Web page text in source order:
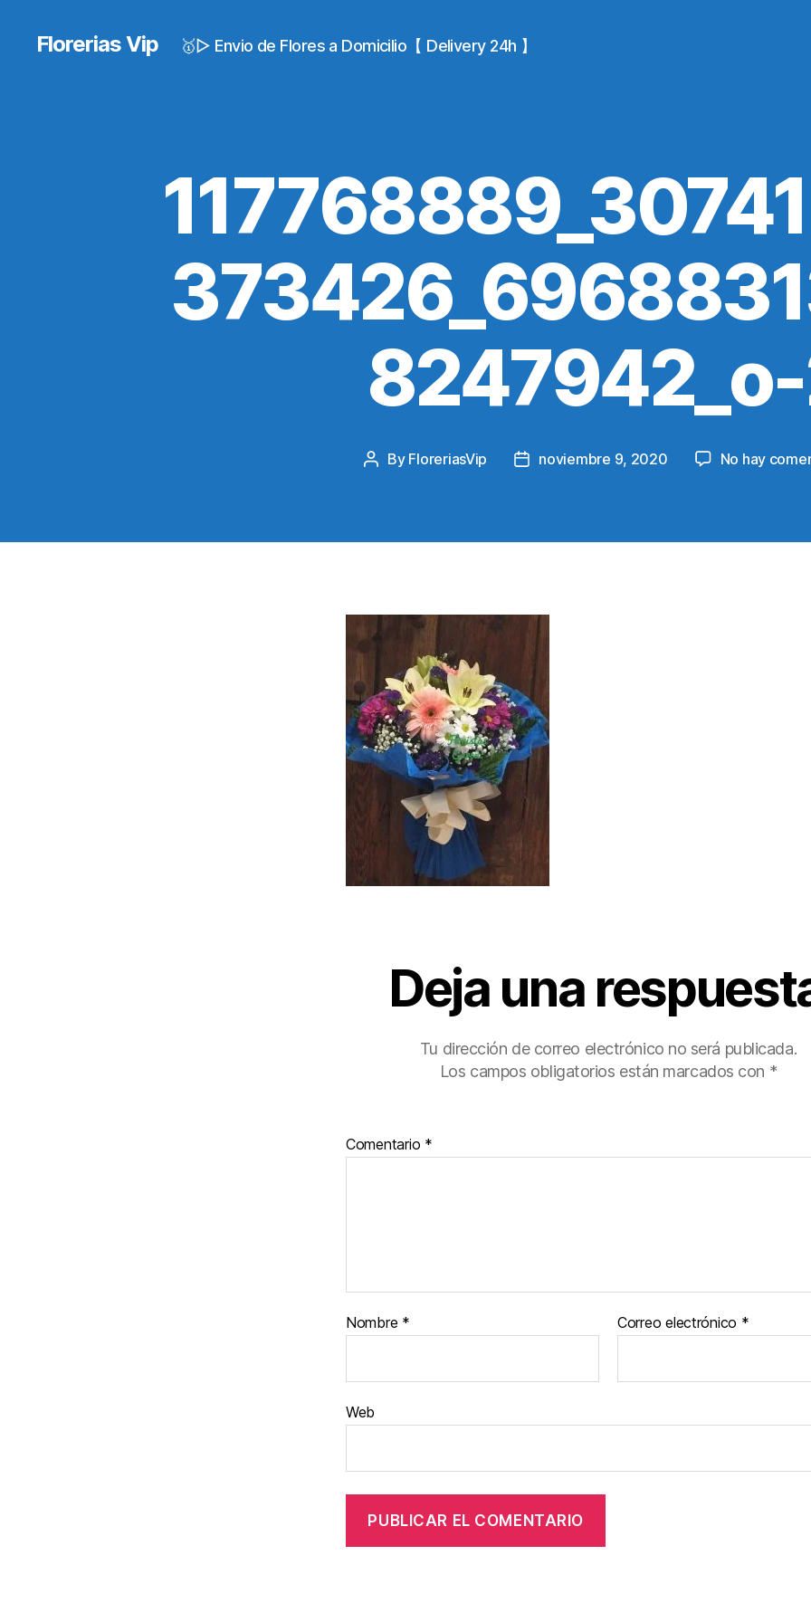
Florerias Vip 🥇▷ Envio de Flores a Domicilio【 Delivery 24h 】
Post
By FloreriasVip
Postnoviembre 9, 2020 No hay
Deja una
Tu dirección de correo electrónico no será publicada.
Los campos obligatorios están marcados con *
Comentario *
Nombre * Correo electrónico *
Web